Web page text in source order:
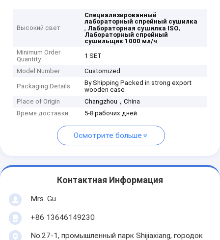
Высокий свет
Специализированный
лабораторный спрейный сушилка
, Лабораторная сушилка ISO,
Лабораторный спрейный
сушильщик 1000 мл/ч
Minimum Order
Quantity
1 SET
Model Number Customized
Packaging Details
By Shipping Packed in strong export
wooden case
Place of Origin
Changzhou，China
Время доставки
5-8 рабочих дней
Осмотрите больше
Контактная Информация
Mrs. Gu
+86 13646149230
No.27-1, промышленный парк Shijiaxiang, городок